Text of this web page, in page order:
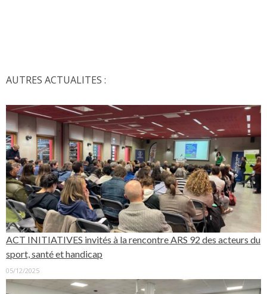
AUTRES ACTUALITES :
ACT INITIATIVES invités à la rencontre ARS 92 des acteurs du
sport, santé et handicap
05/12/2025